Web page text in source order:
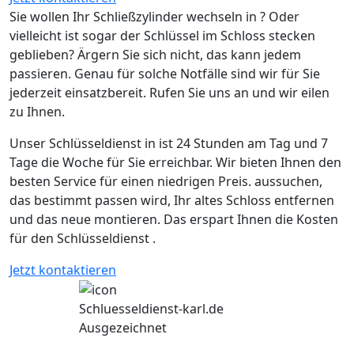
Sie wollen Ihr Schließzylinder wechseln in ? Oder
vielleicht ist sogar der Schlüssel im Schloss stecken
geblieben? Ärgern Sie sich nicht, das kann jedem
passieren. Genau für solche Notfälle sind wir für Sie
jederzeit einsatzbereit. Rufen Sie uns an und wir eilen
zu Ihnen.
Unser Schlüsseldienst in ist 24 Stunden am Tag und 7
Tage die Woche für Sie erreichbar. Wir bieten Ihnen den
besten Service für einen niedrigen Preis. aussuchen,
das bestimmt passen wird, Ihr altes Schloss entfernen
und das neue montieren. Das erspart Ihnen die Kosten
für den Schlüsseldienst .
Jetzt kontaktieren
Schluesseldienst-karl.de
Ausgezeichnet